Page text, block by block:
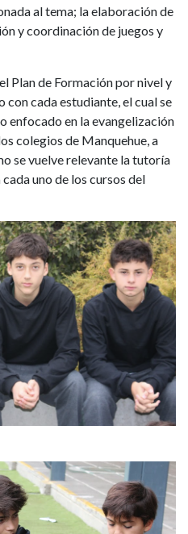
al tema; la elaboración de
y coordinación de juegos y
Plan de Formación por nivel y
cada estudiante, el cual se
enfocado en la evangelización
colegios de Manquehue, a
se vuelve relevante la tutoría
uno de los cursos del